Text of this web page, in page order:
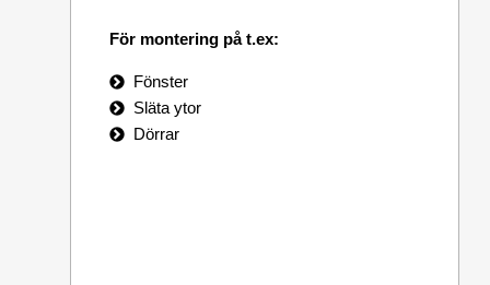
För montering på t.ex:
Fönster
Släta ytor
Dörrar